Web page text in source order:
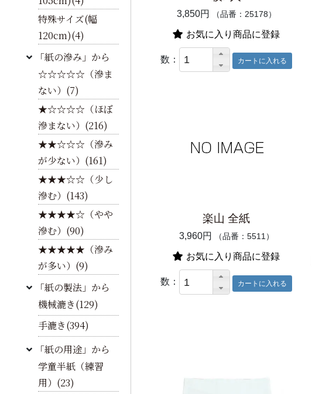
3,850円 （品番：25178）
お気に入り商品に登録
数：
楽山 全紙
3,960円 （品番：5511）
お気に入り商品に登録
数：
特殊サイズ(幅
120cm)(4)
「紙の滲み」から
☆☆☆☆☆（滲ま
ない）(7)
★☆☆☆☆（ほぼ
滲まない）(216)
★★☆☆☆（滲み
が少ない）(161)
★★★☆☆（少し
滲む）(143)
★★★★☆（やや
滲む）(90)
★★★★★（滲み
が多い）(9)
「紙の製法」から
機械漉き(129)
手漉き(394)
「紙の用途」から
学童半紙（練習
用）(23)